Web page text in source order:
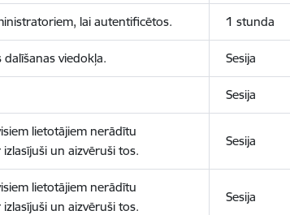
lai autentificētos. 1 stunda
viedokļa. Sesija
Sesija
lietotājiem nerādītu
un aizvēruši tos.
Sesija
lietotājiem nerādītu
un aizvēruši tos.
Sesija